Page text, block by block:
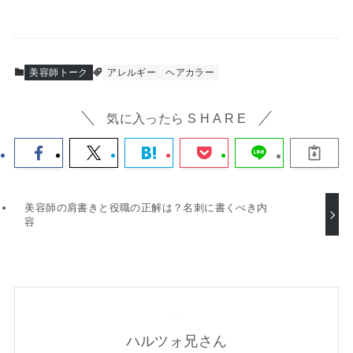
美容師トーク アレルギー ヘアカラー
気に入ったら S H A R E
美容師の肩書きと役職の正解は？名刺に書くべき内
容
ハルツォ兄さん